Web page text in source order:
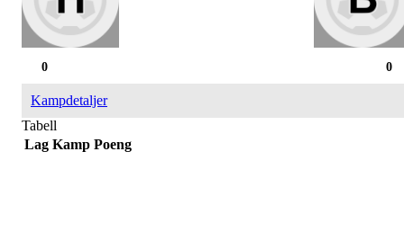
0
0
Kampdetaljer
Tabell
Lag Kamp Poeng